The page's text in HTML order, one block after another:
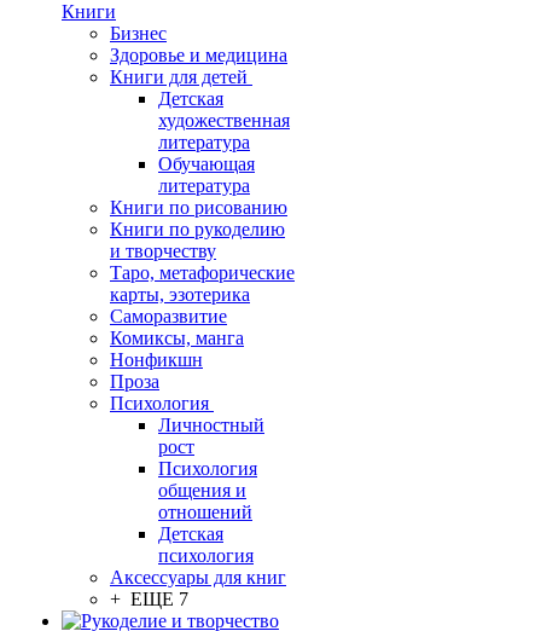
Книги
Бизнес
Здоровье и медицина
Книги для детей
Детская
художественная
литература
Обучающая
литература
Книги по рисованию
Книги по рукоделию
и творчеству
Таро, метафорические
карты, эзотерика
Саморазвитие
Комиксы, манга
Нонфикшн
Проза
Психология
Личностный
рост
Психология
общения и
отношений
Детская
психология
Аксессуары для книг
+ ЕЩЕ 7